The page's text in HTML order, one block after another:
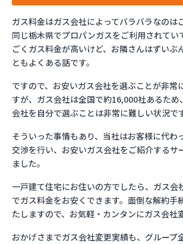
ガス料金はガス会社によってバラバラなのは
同じ栃木県でプロパンガスをご利用されてい
ごくガス料金が高いけど、お隣さんはずい
ともよくある話です。
ですので、お安いガス会社を選ぶことが非常
すが、ガス会社は全国で約16,000社あるため
会社を自分で選ぶことは非常に難しい状況です
そういった事情もあり、当社はお客様に代わ
交渉を行い、お安いガス会社をご紹介するサ
ました。
一戸建て住宅にお住いの方でしたら、ガス会
でガス料金をお安くできます。面倒な解約手
たしますので、お気軽・カンタンにガス会社
おかげさまでガス会社変更実績も、グループ